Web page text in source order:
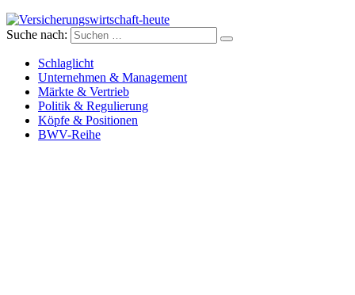
Versicherungswirtschaft-heute
Suche nach:
Schlaglicht
Unternehmen & Management
Märkte & Vertrieb
Politik & Regulierung
Köpfe & Positionen
BWV-Reihe